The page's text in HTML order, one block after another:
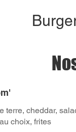
terre, cheddar,
choix, frites